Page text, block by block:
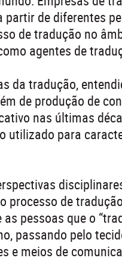
partir de diferentes
de tradução no
agentes de
da tradução,
de produção de
nas últimas
utilizado para
processo de
pessoas que o
passando pelo
e meios de